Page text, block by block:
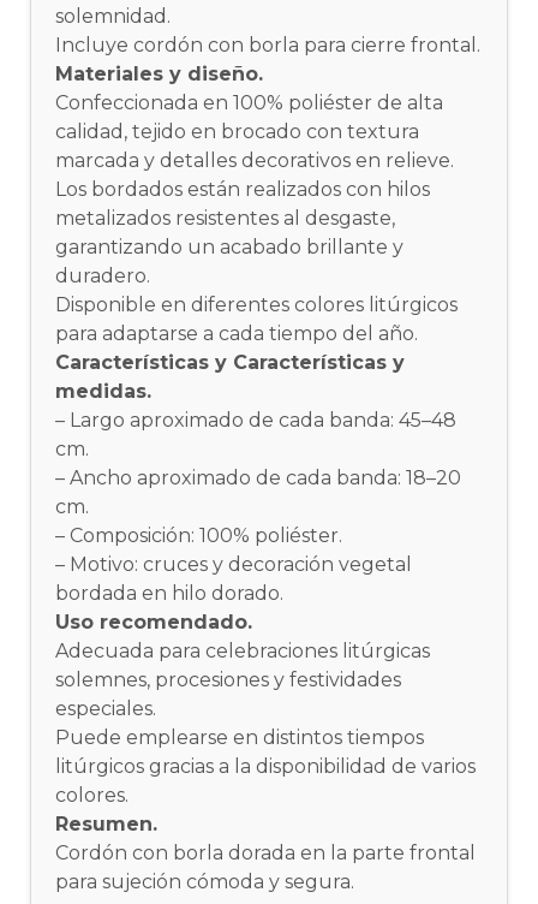
solemnidad.
Incluye cordón con borla para cierre frontal.
Materiales y diseño.
Confeccionada en 100% poliéster de alta
calidad, tejido en brocado con textura
marcada y detalles decorativos en relieve.
Los bordados están realizados con hilos
metalizados resistentes al desgaste,
garantizando un acabado brillante y
duradero.
Disponible en diferentes colores litúrgicos
para adaptarse a cada tiempo del año.
Características y Características y
medidas.
– Largo aproximado de cada banda: 45–48
cm.
– Ancho aproximado de cada banda: 18–20
cm.
– Composición: 100% poliéster.
– Motivo: cruces y decoración vegetal
bordada en hilo dorado.
Uso recomendado.
Adecuada para celebraciones litúrgicas
solemnes, procesiones y festividades
especiales.
Puede emplearse en distintos tiempos
litúrgicos gracias a la disponibilidad de varios
colores.
Resumen.
Cordón con borla dorada en la parte frontal
para sujeción cómoda y segura.